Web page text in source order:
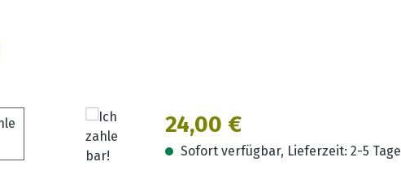
Regulärer Preis:
24,00 €
Sofort verfügbar, Lieferzeit: 2-5 Tage